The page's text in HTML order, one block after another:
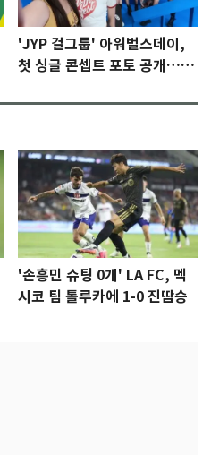
'JYP 걸그룹' 아워벌스데이,
첫 싱글 콘셉트 포토 공개…청
'손흥민 슈팅 0개' LA FC, 멕
시코 팀 톨루카에 1-0 진땀승